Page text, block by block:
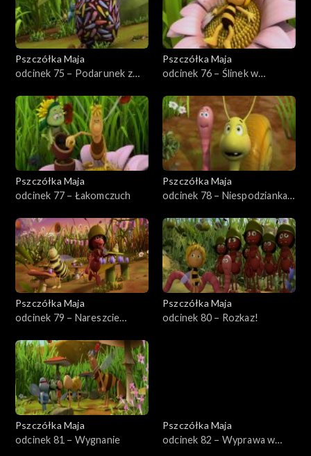
Pszczółka Maja
odcinek 75 – Podarunek z
Pszczółka Maja
odcinek 76 – Ślinek w
Pszczółka Maja
odcinek 77 – Łakomczuch
Pszczółka Maja
odcinek 78 – Niespodzianka
Pszczółka Maja
odcinek 79 – Nareszcie
Pszczółka Maja
odcinek 80 – Rozkaz!
Pszczółka Maja
odcinek 81 – Wygnanie
Pszczółka Maja
odcinek 82 – Wyprawa w